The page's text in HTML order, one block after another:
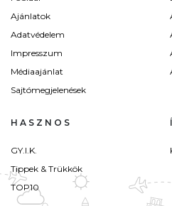
Ajánlatok
Adatvédelem
Impresszum
Médiaajánlat
Sajtómegjelenések
HASZNOS
GY.I.K.
Tippek & Trükkök
TOP10